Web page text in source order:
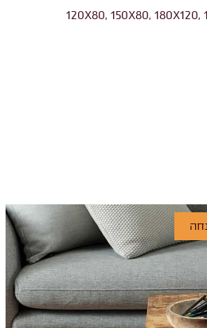
120X80, 150X80, 180X120,